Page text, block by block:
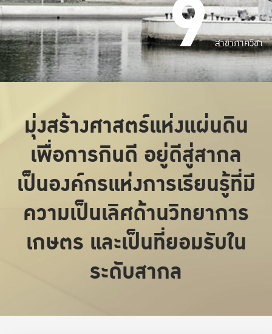
9 สาขาภาควิชา
มุ่งสร้างศาสตร์แห่งแผ่นดิน
เพื่อการกินดี อยู่ดีสู่สากล
เป็นองค์กรแห่งการเรียนรู้ที่มี
ความเป็นเลิศด้านวิทยาการ
เกษตร และเป็นที่ยอมรับใน
ระดับสากล